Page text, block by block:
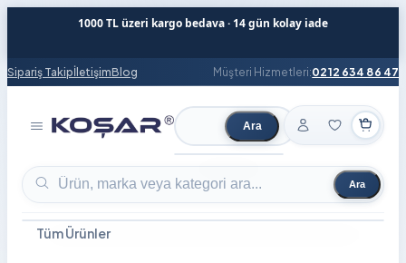
1000 TL üzeri kargo bedava · 14 gün kolay iade
Sipariş TakipİletişimBlog Müşteri Hizmetleri:0212 634 86 47
Ürün ara Ara
Ürün ara Ara
Tüm Ürünler